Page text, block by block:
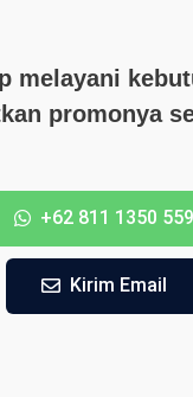
melayani
promonya
+62 811 1350 559
Kirim Email